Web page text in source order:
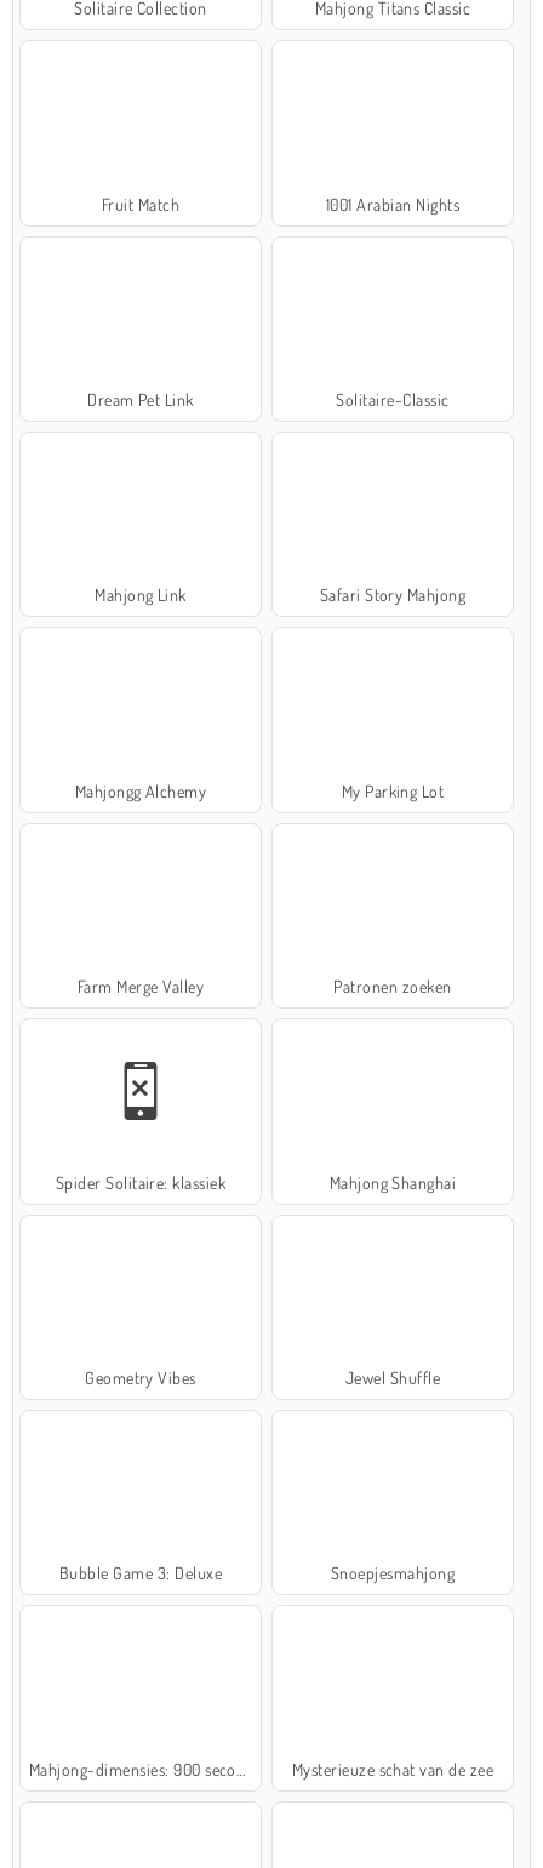
Solitaire Collection Mahjong Titans Classic
Fruit Match 1001 Arabian Nights
Dream Pet Link Solitaire-Classic
Mahjong Link Safari Story Mahjong
Mahjongg Alchemy My Parking Lot
Farm Merge Valley Patronen zoeken
Spider Solitaire: klassiek Mahjong Shanghai
Geometry Vibes Jewel Shuffle
Bubble Game 3: Deluxe Snoepjesmahjong
Mysterieuze schat van de zee